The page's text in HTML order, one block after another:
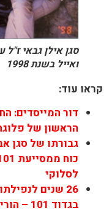
סגן אילן גבאי
ואייל בשנת 1998
קראו עוד:
דור המייסדים:
הראשון של פלוגת
גבורתו של סגן
לסלוקי
26 שנים
בגדוד 101 – הוריו: "פספוס חייו רודף אותנו כל הזמן"